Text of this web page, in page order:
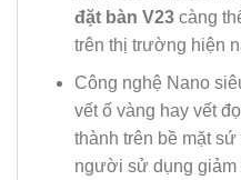
đặt bàn V23 càng
trên thị trường hiện
Công nghệ Nano
vết ố vàng hay vết
thành trên bề mặt
người sử dụng